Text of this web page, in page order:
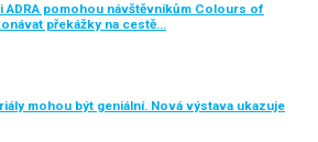
ADRA pomohou návštěvníkům Colours of
překážky na cestě…
mohou být geniální. Nová výstava ukazuje